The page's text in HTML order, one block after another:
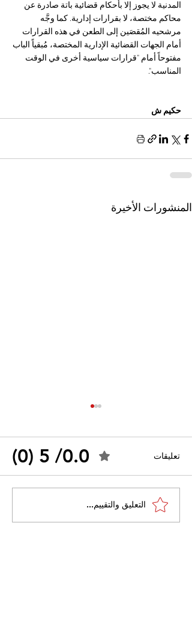
المدنية لا يجوز إلا بأحكام قضائية باتة صادرة عن
محاكم مختصة، لا بقرارات إدارية. كما وجَّه
مرشحيه المُقصَين إلى الطعن في هذه القرارات
أمام الجهات القضائية الإدارية المختصة، مُبقياً الباب
مفتوحاً أمام "قرارات سياسية أخرى في الوقت
المناسب".
حكيم ش
المنشورات الأخيرة
القضاء الإداري يقضي بحل
نقابة "كنابست"
تعليقات 0.0/ 5 (0)
التعليق والتقييم...